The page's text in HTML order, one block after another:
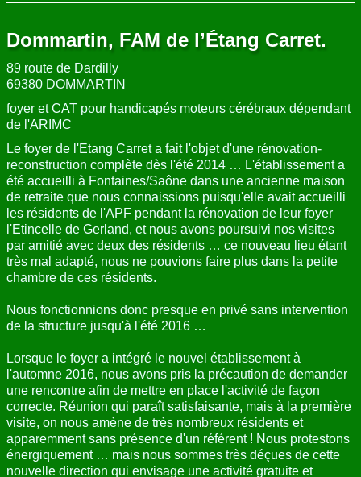
Dommartin, FAM de l’Étang Carret.
89 route de Dardilly
69380 DOMMARTIN
foyer et CAT pour handicapés moteurs cérébraux dépendant
de l'ARIMC
Le foyer de l'Etang Carret a fait l'objet d'une rénovation-
reconstruction complète dès l'été 2014 … L'établissement a
été accueilli à Fontaines/Saône dans une ancienne maison
de retraite que nous connaissions puisqu'elle avait accueilli
les résidents de l'APF pendant la rénovation de leur foyer
l'Etincelle de Gerland, et nous avons poursuivi nos visites
par amitié avec deux des résidents … ce nouveau lieu étant
très mal adapté, nous ne pouvions faire plus dans la petite
chambre de ces résidents.
Nous fonctionnions donc presque en privé sans intervention
de la structure jusqu'à l'été 2016 …
Lorsque le foyer a intégré le nouvel établissement à
l'automne 2016, nous avons pris la précaution de demander
une rencontre afin de mettre en place l'activité de façon
correcte. Réunion qui paraît satisfaisante, mais à la première
visite, on nous amène de très nombreux résidents et
apparemment sans présence d'un référent ! Nous protestons
énergiquement … mais nous sommes très déçues de cette
nouvelle direction qui envisage une activité gratuite et